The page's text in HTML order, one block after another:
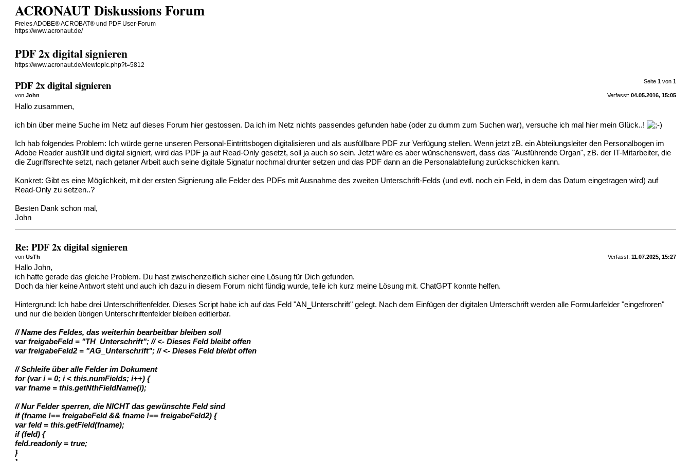
ACRONAUT Diskussions Forum
Freies ADOBE® ACROBAT® und PDF User-Forum
https://www.acronaut.de/
PDF 2x digital signieren
https://www.acronaut.de/viewtopic.php?t=5812
Seite 1von 1
PDF 2x digital signieren
Verfasst: 04.05.2016, 15:05
vonJohn
Hallo zusammen,
ich bin über meine Suche im Netz auf dieses Forum hier gestossen. Da ich im Netz nichts passendes gefunden habe (oder zu dumm zum Suchen war), versuche ich mal hier mein Glück..!
Ich hab folgendes Problem: Ich würde gerne unseren Personal-Eintrittsbogen digitalisieren und als ausfüllbare PDF zur Verfügung stellen. Wenn jetzt zB. ein Abteilungsleiter den Personalbogen im
Adobe Reader ausfüllt und digital signiert, wird das PDF ja auf Read-Only gesetzt, soll ja auch so sein. Jetzt wäre es aber wünschenswert, dass das "Ausführende Organ", zB. der IT-Mitarbeiter, die
die Zugriffsrechte setzt, nach getaner Arbeit auch seine digitale Signatur nochmal drunter setzen und das PDF dann an die Personalabteilung zurückschicken kann.
Konkret: Gibt es eine Möglichkeit, mit der ersten Signierung alle Felder des PDFs mit Ausnahme des zweiten Unterschrift-Felds (und evtl. noch ein Feld, in dem das Datum eingetragen wird) auf
Read-Only zu setzen..?
Besten Dank schon mal,
John
Re: PDF 2x digital signieren
Verfasst: 11.07.2025, 15:27
vonUsTh
Hallo John,
ich hatte gerade das gleiche Problem. Du hast zwischenzeitlich sicher eine Lösung für Dich gefunden.
Doch da hier keine Antwort steht und auch ich dazu in diesem Forum nicht fündig wurde, teile ich kurz meine Lösung mit. ChatGPT konnte helfen.
Hintergrund: Ich habe drei Unterschriftenfelder. Dieses Script habe ich auf das Feld "AN_Unterschrift" gelegt. Nach dem Einfügen der digitalen Unterschrift werden alle Formularfelder "eingefroren"
und nur die beiden übrigen Unterschriftenfelder bleiben editierbar.
// Name des Feldes, das weiterhin bearbeitbar bleiben soll
var freigabeFeld = "TH_Unterschrift"; // <- Dieses Feld bleibt offen
var freigabeFeld2 = "AG_Unterschrift"; // <- Dieses Feld bleibt offen
// Schleife über alle Felder im Dokument
for (var i = 0; i < this.numFields; i++) {
var fname = this.getNthFieldName(i);
// Nur Felder sperren, die NICHT das gewünschte Feld sind
if (fname !== freigabeFeld && fname !== freigabeFeld2) {
var feld = this.getField(fname);
if (feld) {
feld.readonly = true;
}